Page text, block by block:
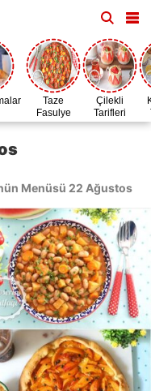
Taze
Fasulye
Zamanı
Çilekli
Tarifleri
Menüsü 22 Ağustos